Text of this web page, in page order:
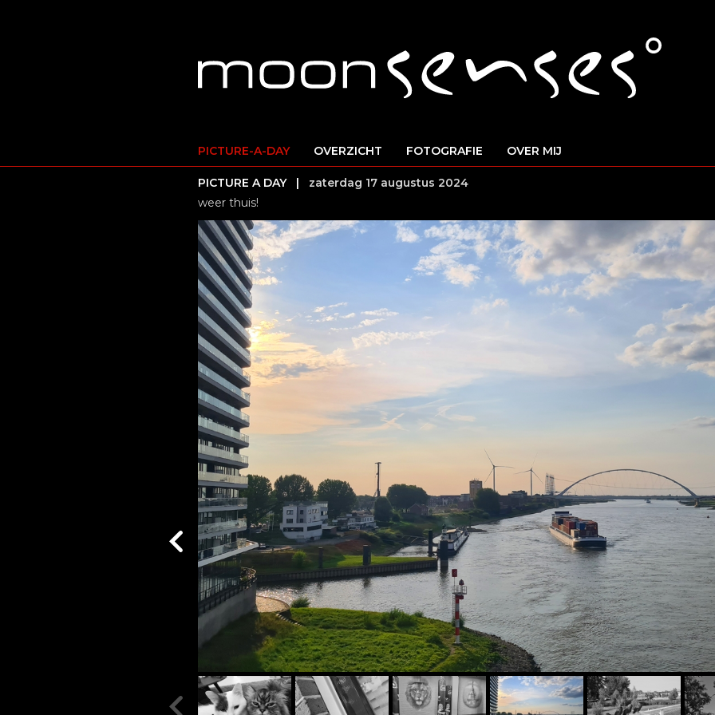
PICTURE-A-DAY OVERZICHT FOTOGRAFIE OVER MIJ
PICTURE A DAY | zaterdag 17 augustus 2024
weer thuis!